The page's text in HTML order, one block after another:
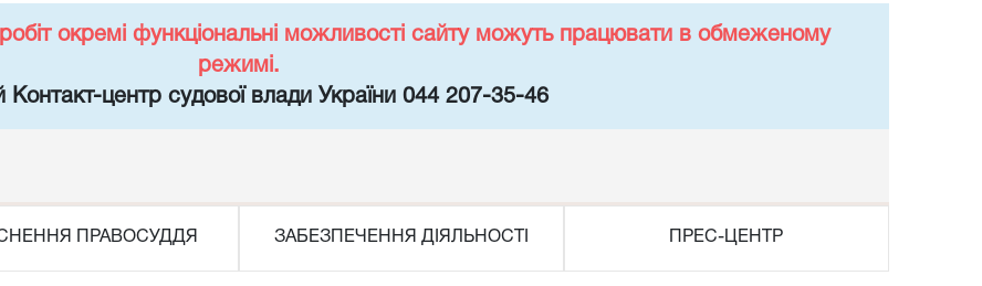
окремі функціональні можливості сайту можуть працювати в обмеженому
режимі.
Контакт-центр судової влади України 044 207-35-46
ПРАВОСУДДЯ ЗАБЕЗПЕЧЕННЯ ДІЯЛЬНОСТІ ПРЕС-ЦЕНТР